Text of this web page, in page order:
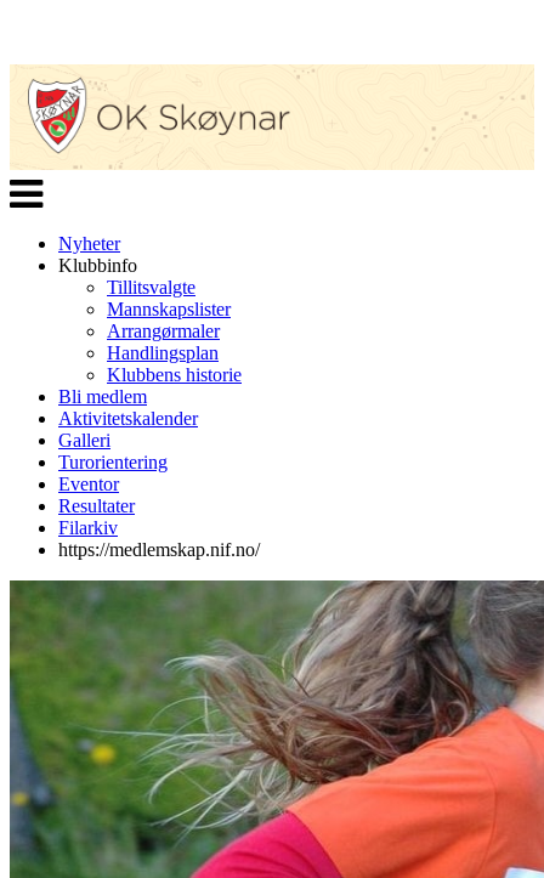
Veksle
navigasjon
Nyheter
Klubbinfo
Tillitsvalgte
Mannskapslister
Arrangørmaler
Handlingsplan
Klubbens historie
Bli medlem
Aktivitetskalender
Galleri
Turorientering
Eventor
Resultater
Filarkiv
https://medlemskap.nif.no/